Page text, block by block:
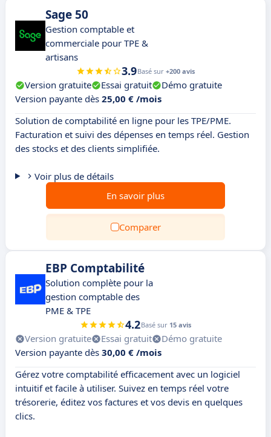
Sage 50
Gestion comptable et
commerciale pour TPE &
artisans
3.9Basé sur +200 avis
Version gratuite Essai gratuit
Démo gratuite
Version payante dès 25,00 € /mois
Solution de comptabilité en ligne pour les TPE/PME.
Facturation et suivi des dépenses en temps réel. Gestion
des stocks et des clients simplifiée.
Voir plus de détails
En savoir plus
Comparer
EBP Comptabilité
Solution complète pour la
gestion comptable des
PME & TPE
4.2Basé sur 15 avis
Version gratuite Essai gratuit
Démo gratuite
Version payante dès 30,00 € /mois
Gérez votre comptabilité efficacement avec un logiciel
intuitif et facile à utiliser. Suivez en temps réel votre
trésorerie, éditez vos factures et vos devis en quelques
clics.